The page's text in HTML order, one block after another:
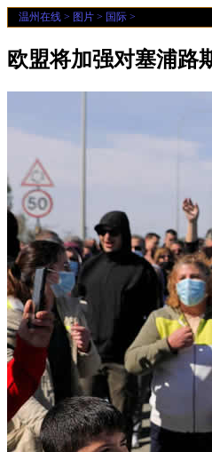
温州在线 > 图片 > 国际 >
欧盟将加强对塞浦路